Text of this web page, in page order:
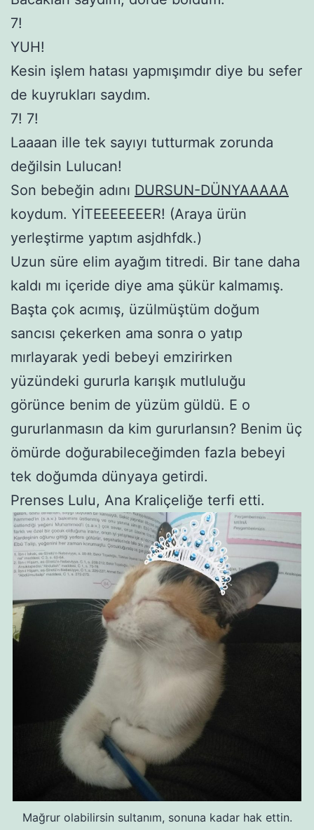
7!
YUH!
Kesin işlem hatası yapmışımdır diye bu sefer
de kuyrukları saydım.
7! 7!
Laaaan ille tek sayıyı tutturmak zorunda
değilsin Lulucan!
Son bebeğin adını DURSUN-DÜNYAAAAA
koydum. YİTEEEEEEER! (Araya ürün
yerleştirme yaptım asjdhfdk.)
Uzun süre elim ayağım titredi. Bir tane daha
kaldı mı içeride diye ama şükür kalmamış.
Başta çok acımış, üzülmüştüm doğum
sancısı çekerken ama sonra o yatıp
mırlayarak yedi bebeyi emzirirken
yüzündeki gururla karışık mutluluğu
görünce benim de yüzüm güldü. E o
gururlanmasın da kim gururlansın? Benim üç
ömürde doğurabileceğimden fazla bebeyi
tek doğumda dünyaya getirdi.
Prenses Lulu, Ana Kraliçeliğe terfi etti.
Mağrur olabilirsin sultanım, sonuna kadar hak ettin.